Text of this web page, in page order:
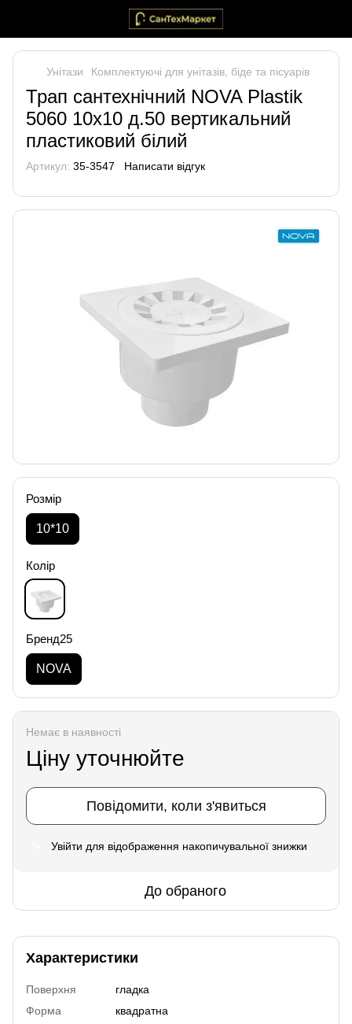
Унітази Комплектуючі для унітазів, біде та пісуарів
Трап сантехнічний NOVA Plastik
5060 10х10 д.50 вертикальний
пластиковий білий
Артикул: 35-3547 Написати відгук
Розмір
10*10
Колір
Бренд25
NOVA
Немає в наявності
Ціну уточнюйте
Повідомити, коли з'явиться
Увійти для відображення накопичувальної знижки
До обраного
Характеристики
Поверхня
гладка
Форма
квадратна